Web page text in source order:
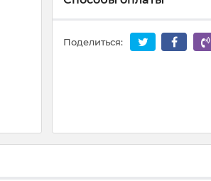
Поделиться: